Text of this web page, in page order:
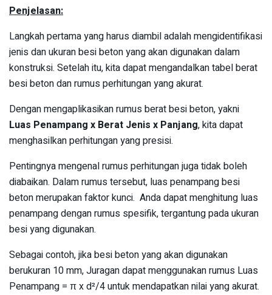
Penjelasan:
Langkah pertama yang harus diambil adalah mengidentifikasi
jenis dan ukuran besi beton yang akan digunakan dalam
konstruksi. Setelah itu, kita dapat mengandalkan tabel berat
besi beton dan rumus perhitungan yang akurat.
Dengan mengaplikasikan rumus berat besi beton, yakni
Luas Penampang x Berat Jenis x Panjang, kita dapat
menghasilkan perhitungan yang presisi.
Pentingnya mengenal rumus perhitungan juga tidak boleh
diabaikan. Dalam rumus tersebut, luas penampang besi
beton merupakan faktor kunci. Anda dapat menghitung luas
penampang dengan rumus spesifik, tergantung pada ukuran
besi yang digunakan.
Sebagai contoh, jika besi beton yang akan digunakan
berukuran 10 mm, Juragan dapat menggunakan rumus Luas
Penampang = π x d²/4 untuk mendapatkan nilai yang akurat.